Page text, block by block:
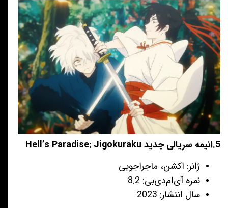
5.انیمه سریالی جدید Hell’s Paradise: Jigokuraku
ژانر: اکشن، ماجراجویی
نمره آی‌ام‌دی‌بی: 8.2
سال انتشار: 2023